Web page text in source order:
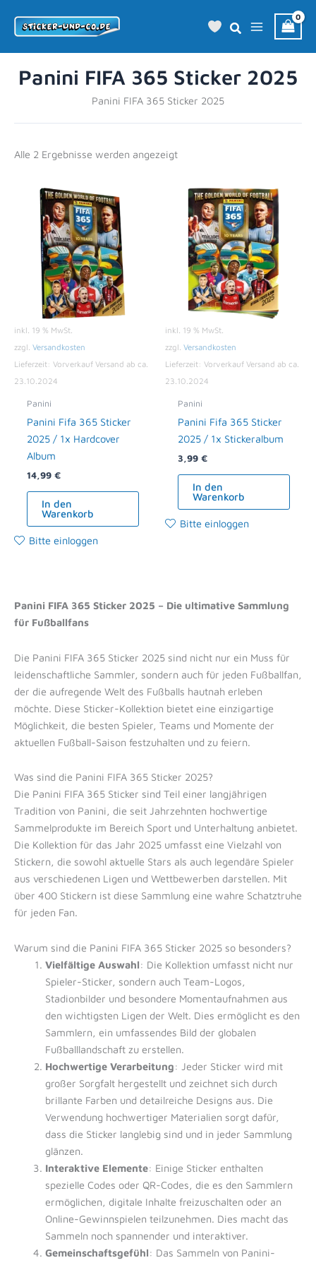
Inhalt
Panini FIFA 365 Sticker 2025
Panini FIFA 365 Sticker 2025
Alle 2 Ergebnisse werden angezeigt
inkl. 19 % MwSt.
zzgl. Versandkosten
Lieferzeit: Vorverkauf Versand ab ca.
23.10.2024
Panini
Panini Fifa 365 Sticker
2025 / 1x Hardcover
Album
14,99 €
In den
Warenkorb
Bitte einloggen
inkl. 19 % MwSt.
zzgl. Versandkosten
Lieferzeit: Vorverkauf Versand ab ca.
23.10.2024
Panini
Panini Fifa 365 Sticker
2025 / 1x Stickeralbum
3,99 €
In den
Warenkorb
Bitte einloggen
Panini FIFA 365 Sticker 2025 – Die ultimative Sammlung
für Fußballfans
Die Panini FIFA 365 Sticker 2025 sind nicht nur ein Muss für
leidenschaftliche Sammler, sondern auch für jeden Fußballfan,
der die aufregende Welt des Fußballs hautnah erleben
möchte. Diese Sticker-Kollektion bietet eine einzigartige
Möglichkeit, die besten Spieler, Teams und Momente der
aktuellen Fußball-Saison festzuhalten und zu feiern.
Was sind die Panini FIFA 365 Sticker 2025?
Die Panini FIFA 365 Sticker sind Teil einer langjährigen
Tradition von Panini, die seit Jahrzehnten hochwertige
Sammelprodukte im Bereich Sport und Unterhaltung anbietet.
Die Kollektion für das Jahr 2025 umfasst eine Vielzahl von
Stickern, die sowohl aktuelle Stars als auch legendäre Spieler
aus verschiedenen Ligen und Wettbewerben darstellen. Mit
über 400 Stickern ist diese Sammlung eine wahre Schatztruhe
für jeden Fan.
Warum sind die Panini FIFA 365 Sticker 2025 so besonders?
Vielfältige Auswahl: Die Kollektion umfasst nicht nur
Spieler-Sticker, sondern auch Team-Logos,
Stadionbilder und besondere Momentaufnahmen aus
den wichtigsten Ligen der Welt. Dies ermöglicht es den
Sammlern, ein umfassendes Bild der globalen
Fußballlandschaft zu erstellen.
Hochwertige Verarbeitung: Jeder Sticker wird mit
großer Sorgfalt hergestellt und zeichnet sich durch
brillante Farben und detailreiche Designs aus. Die
Verwendung hochwertiger Materialien sorgt dafür,
dass die Sticker langlebig sind und in jeder Sammlung
glänzen.
Interaktive Elemente: Einige Sticker enthalten
spezielle Codes oder QR-Codes, die es den Sammlern
ermöglichen, digitale Inhalte freizuschalten oder an
Online-Gewinnspielen teilzunehmen. Dies macht das
Sammeln noch spannender und interaktiver.
Gemeinschaftsgefühl: Das Sammeln von Panini-